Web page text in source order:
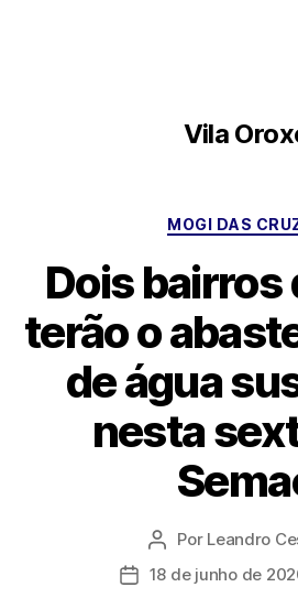
Vila
MOGI DAS
Dois bairros
terão o
de água
nesta
Autor
do
Por Leandro
Data18 de junho de